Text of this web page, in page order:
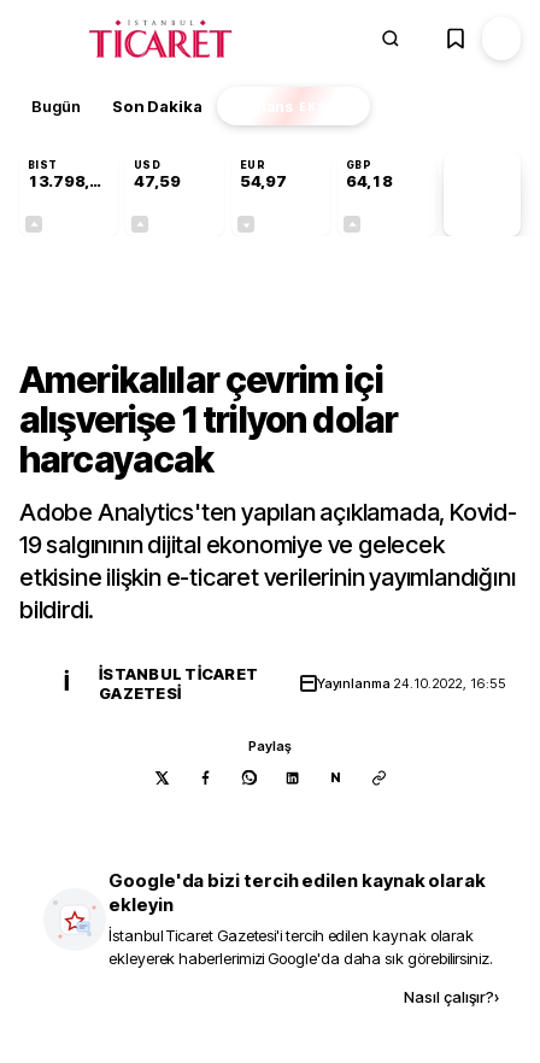
Bugün Son Dakika Finans EKSTRA
BIST
13.798,82
USD
47,59
EUR
54,97
GBP
64,18
Amerikalılar çevrim içi
alışverişe 1 trilyon dolar
harcayacak
Adobe Analytics'ten yapılan açıklamada, Kovid-
19 salgınının dijital ekonomiye ve gelecek
etkisine ilişkin e-ticaret verilerinin yayımlandığını
bildirdi.
İ
İSTANBUL TICARET
GAZETESI
Yayınlanma 24.10.2022, 16:55
Paylaş
N
Google'da bizi tercih edilen kaynak olarak
ekleyin
İstanbul Ticaret Gazetesi'i tercih edilen kaynak olarak
ekleyerek haberlerimizi Google'da daha sık görebilirsiniz.
Nasıl çalışır?›